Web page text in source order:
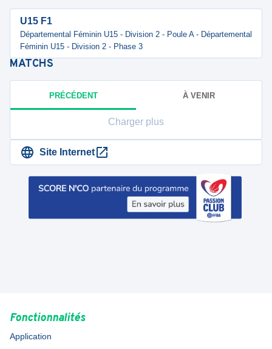
U15 F1
Départemental Féminin U15 - Division 2 - Poule A - Départemental
Féminin U15 - Division 2 - Phase 3
MATCHS
PRÉCÉDENT À VENIR
Charger plus
Site Internet
Fonctionnalités
Application